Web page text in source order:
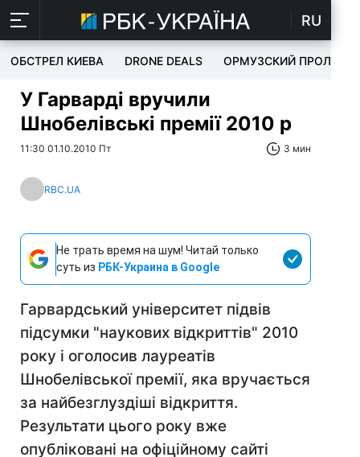
RU
ОБСТРЕЛ КИЕВА DRONE DEALS ОРМУЗСКИЙ ПРОЛИВ
У Гарварді вручили
Шнобелівські премії 2010 р
11:30 01.10.2010 Пт 3 мин
RBC.UA
Не трать время на шум! Читай только
суть из РБК-Украина в Google
Гарвардський університет підвів
підсумки "наукових відкриттів" 2010
року і оголосив лауреатів
Шнобелівської премії, яка вручається
за найбезглуздіші відкриття.
Результати цього року вже
опубліковані на офіційному сайті